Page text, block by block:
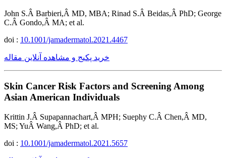
John S.Â Barbieri,Â MD, MBA; Rinad S.Â Beidas,Â PhD; George
C.Â Gondo,Â MA; et al.
doi : 10.1001/jamadermatol.2021.4467
خرید پکیج و مشاهده آنلاین مقاله
Skin Cancer Risk Factors and Screening Among
Asian American Individuals
Krittin J.Â Supapannachart,Â MPH; Suephy C.Â Chen,Â MD,
MS; YuÂ Wang,Â PhD; et al.
doi : 10.1001/jamadermatol.2021.5657